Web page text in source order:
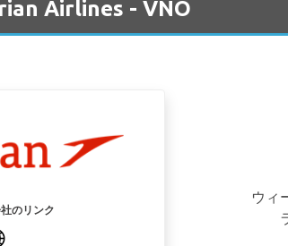
Airlines - VNO
のリンク
ウィ